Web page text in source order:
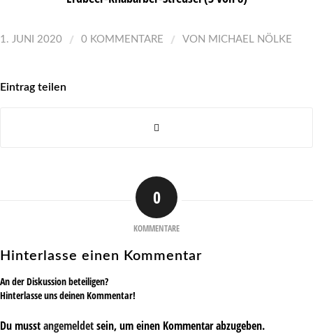
1. JUNI 2020 / 0 KOMMENTARE / VON MICHAEL NÖLKE
Eintrag teilen
0
KOMMENTARE
Hinterlasse einen Kommentar
An der Diskussion beteiligen?
Hinterlasse uns deinen Kommentar!
Du musstangemeldetsein, um einen Kommentar abzugeben.